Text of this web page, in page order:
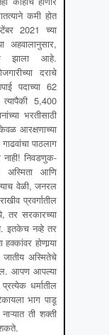
कमी होत
2021 च्या
अहवालानुसार,
झाला आहे.
दराचे
पदाच्या 62
5,400
भरतीसाठी
आरक्षणाच्या
पाठलाग
निवडणुक-
अस्मिता आणि
वेळी, जनरल
प्रवर्गातील
तर सरकारच्या
इतकेच नव्हे तर
होणार्‍या
जातीय अस्मितेचे
आपण आपल्या
धर्मातील
भाग पाडू
ती शक्ती